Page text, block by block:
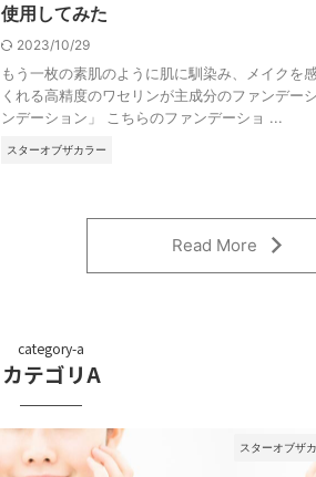
使用してみた
2023/10/29
もう一枚の素肌のように肌に馴染み、メイクを
くれる高精度のワセリンが主成分のファンデー
ンデーション」 こちらのファンデーショ ...
スターオブザカラー
Read More
category-a
カテゴリA
ナチュラグ
スターオブザ